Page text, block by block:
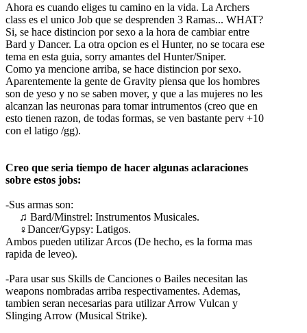
Ahora es cuando eliges tu camino en la vida. La Archers
class es el unico Job que se desprenden 3 Ramas... WHAT?
Si, se hace distincion por sexo a la hora de cambiar entre
Bard y Dancer. La otra opcion es el Hunter, no se tocara ese
tema en esta guia, sorry amantes del Hunter/Sniper.
Como ya mencione arriba, se hace distincion por sexo.
Aparentemente la gente de Gravity piensa que los hombres
son de yeso y no se saben mover, y que a las mujeres no les
alcanzan las neuronas para tomar intrumentos (creo que en
esto tienen razon, de todas formas, se ven bastante perv +10
con el latigo /gg).
Creo que seria tiempo de hacer algunas aclaraciones
sobre estos jobs:
-Sus armas son:
♫ Bard/Minstrel: Instrumentos Musicales.
♀Dancer/Gypsy: Latigos.
Ambos pueden utilizar Arcos (De hecho, es la forma mas
rapida de leveo).
-Para usar sus Skills de Canciones o Bailes necesitan las
weapons nombradas arriba respectivamentes. Ademas,
tambien seran necesarias para utilizar Arrow Vulcan y
Slinging Arrow (Musical Strike).